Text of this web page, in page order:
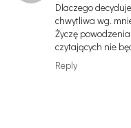
Dlaczego
chwytliwa wg.
Życzę
czytających nie
Reply